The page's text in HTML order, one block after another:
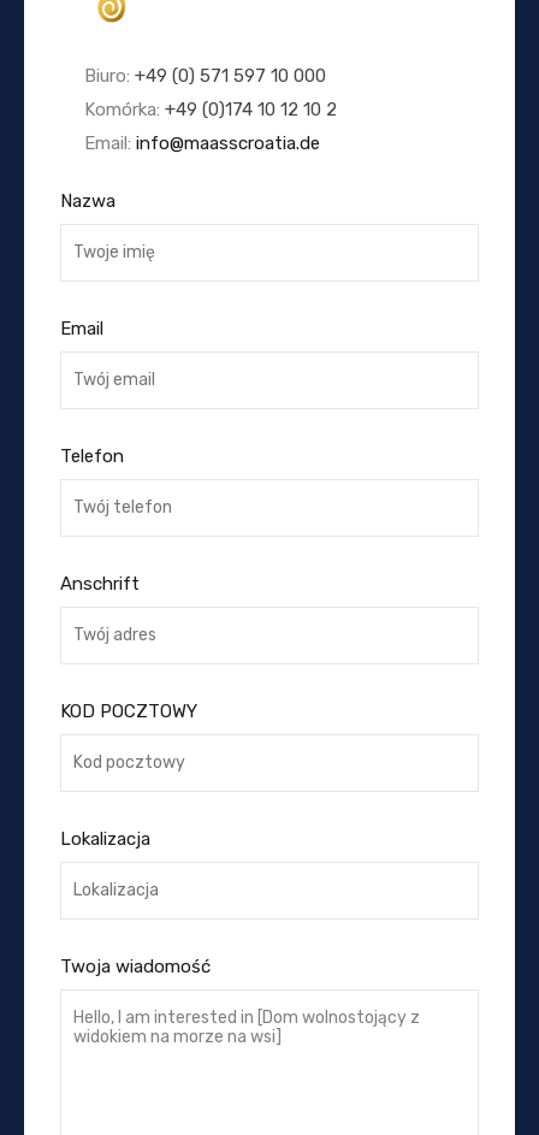
Biuro: +49 (0) 571 597 10 000
Komórka: +49 (0)174 10 12 10 2
Email: info@maasscroatia.de
Nazwa
Email
Telefon
Anschrift
KOD POCZTOWY
Lokalizacja
Twoja wiadomość